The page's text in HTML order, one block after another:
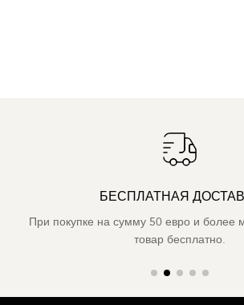
БЕСПЛАТНАЯ
При покупке на сумму 50 евро и более
товар бесплатно.